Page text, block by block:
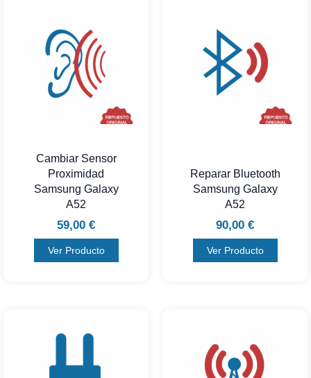
Cambiar Sensor
Proximidad
Samsung Galaxy
A52
59,00 €
Ver Producto
Reparar Bluetooth
Samsung Galaxy
A52
90,00 €
Ver Producto